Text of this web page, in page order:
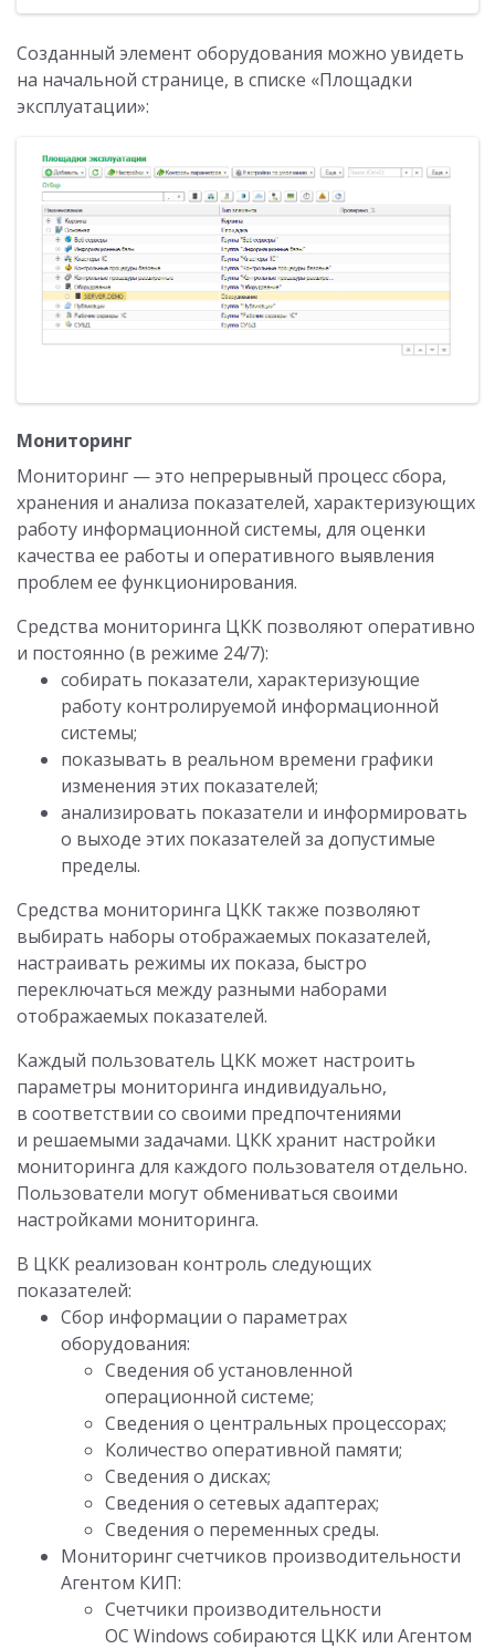
Созданный элемент оборудования можно увидеть
на начальной странице, в списке «Площадки
эксплуатации»:
Мониторинг
Мониторинг — это непрерывный процесс сбора,
хранения и анализа показателей, характеризующих
работу информационной системы, для оценки
качества ее работы и оперативного выявления
проблем ее функционирования.
Средства мониторинга ЦКК позволяют оперативно
и постоянно (в режиме 24/7):
собирать показатели, характеризующие
работу контролируемой информационной
системы;
показывать в реальном времени графики
изменения этих показателей;
анализировать показатели и информировать
о выходе этих показателей за допустимые
пределы.
Средства мониторинга ЦКК также позволяют
выбирать наборы отображаемых показателей,
настраивать режимы их показа, быстро
переключаться между разными наборами
отображаемых показателей.
Каждый пользователь ЦКК может настроить
параметры мониторинга индивидуально,
в соответствии со своими предпочтениями
и решаемыми задачами. ЦКК хранит настройки
мониторинга для каждого пользователя отдельно.
Пользователи могут обмениваться своими
настройками мониторинга.
В ЦКК реализован контроль следующих
показателей:
Сбор информации о параметрах
оборудования:
Сведения об установленной
операционной системе;
Сведения о центральных процессорах;
Количество оперативной памяти;
Сведения о дисках;
Сведения о сетевых адаптерах;
Сведения о переменных среды.
Мониторинг счетчиков производительности
Агентом КИП:
Счетчики производительности
ОС Windows собираются ЦКК или Агентом